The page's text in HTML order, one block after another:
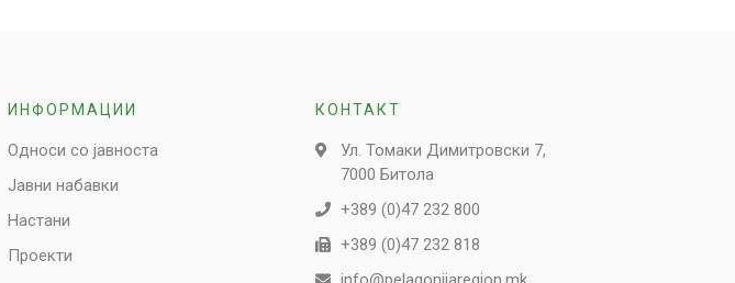
ИНФОРМАЦИИ
Односи со јавноста
Јавни набавки
Настани
Проекти
КОНТАКТ
Ул. Томаки Димитровски 7,
7000 Битола
+389 (0)47 232 800
+389 (0)47 232 818